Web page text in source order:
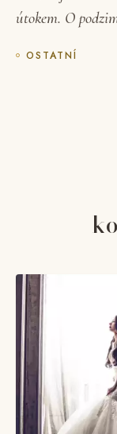
útokem. O
OSTATNÍ